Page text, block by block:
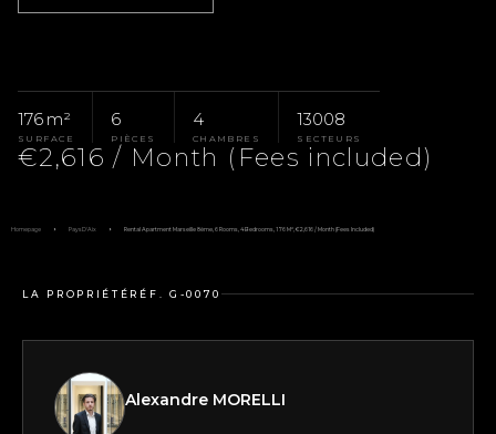
176 m²
SURFACE
6
PIÈCES
4
CHAMBRES
13008
SECTEURS
€2,616 / Month (Fees included)
Homepage Pays D'Aix Rental Apartment Marseille 8ème, 6 Rooms, 4 Bedrooms, 176 M², €2,616 / Month (Fees Included)
LA PROPRIÉTÉ RÉF. G-0070
Alexandre MORELLI